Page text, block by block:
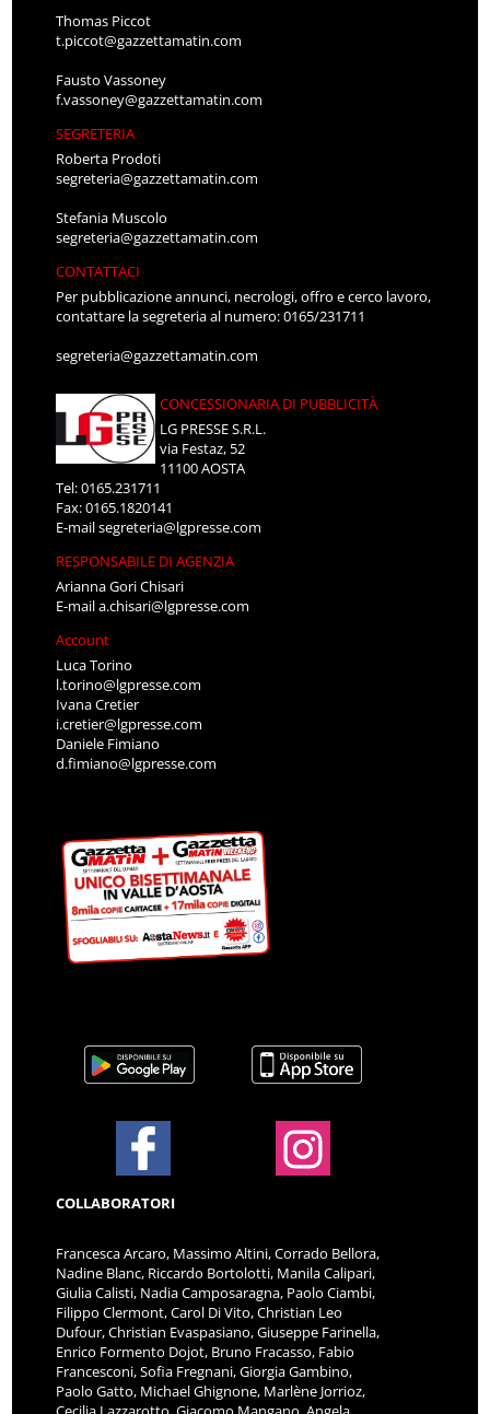
Thomas Piccot
t.piccot@gazzettamatin.com
Fausto Vassoney
f.vassoney@gazzettamatin.com
SEGRETERIA
Roberta Prodoti
segreteria@gazzettamatin.com
Stefania Muscolo
segreteria@gazzettamatin.com
CONTATTACI
Per pubblicazione annunci, necrologi, offro e cerco lavoro,
contattare la segreteria al numero: 0165/231711
segreteria@gazzettamatin.com
CONCESSIONARIA DI PUBBLICITÀ
LG PRESSE S.R.L.
via Festaz, 52
11100 AOSTA
Tel: 0165.231711
Fax: 0165.1820141
E-mailsegreteria@lgpresse.com
RESPONSABILE DI AGENZIA
Arianna Gori Chisari
E-maila.chisari@lgpresse.com
Account
Luca Torino
l.torino@lgpresse.com
Ivana Cretier
i.cretier@lgpresse.com
Daniele Fimiano
d.fimiano@lgpresse.com
COLLABORATORI
Francesca Arcaro, Massimo Altini, Corrado Bellora,
Nadine Blanc, Riccardo Bortolotti, Manila Calipari,
Giulia Calisti, Nadia Camposaragna, Paolo Ciambi,
Filippo Clermont, Carol Di Vito, Christian Leo
Dufour, Christian Evaspasiano, Giuseppe Farinella,
Enrico Formento Dojot, Bruno Fracasso, Fabio
Francesconi, Sofia Fregnani, Giorgia Gambino,
Paolo Gatto, Michael Ghignone, Marlène Jorrioz,